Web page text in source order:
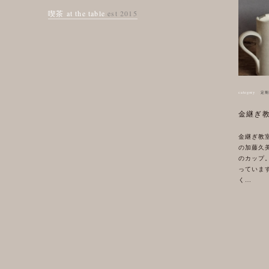
喫茶 at the tableest 2015
category 定
金継ぎ
金継ぎ教
の加藤久
のカップ
っていま
く…